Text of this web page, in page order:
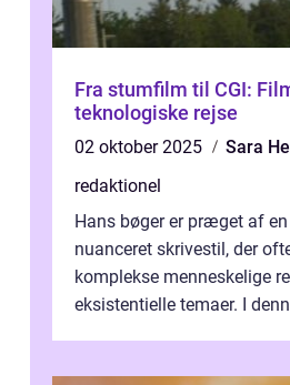
Fra stumfilm til CGI:
teknologiske rejse
02 oktober 2025
Sara
redaktionel
Hans bøger er præget af
nuanceret skrivestil, der
komplekse menneskelige
eksistentielle temaer. I